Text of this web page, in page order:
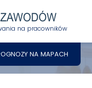
na pracowników
NA MAPACH